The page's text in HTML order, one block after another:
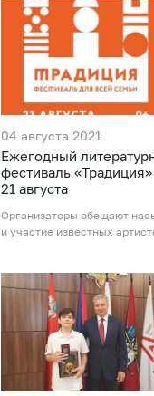
04 августа 2021
Ежегодный
фестиваль
21 августа
Организаторы обещают
и участие известных